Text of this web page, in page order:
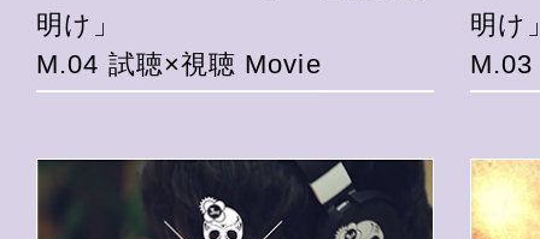
明け」
M.04 試聴×視聴 Movie
明け